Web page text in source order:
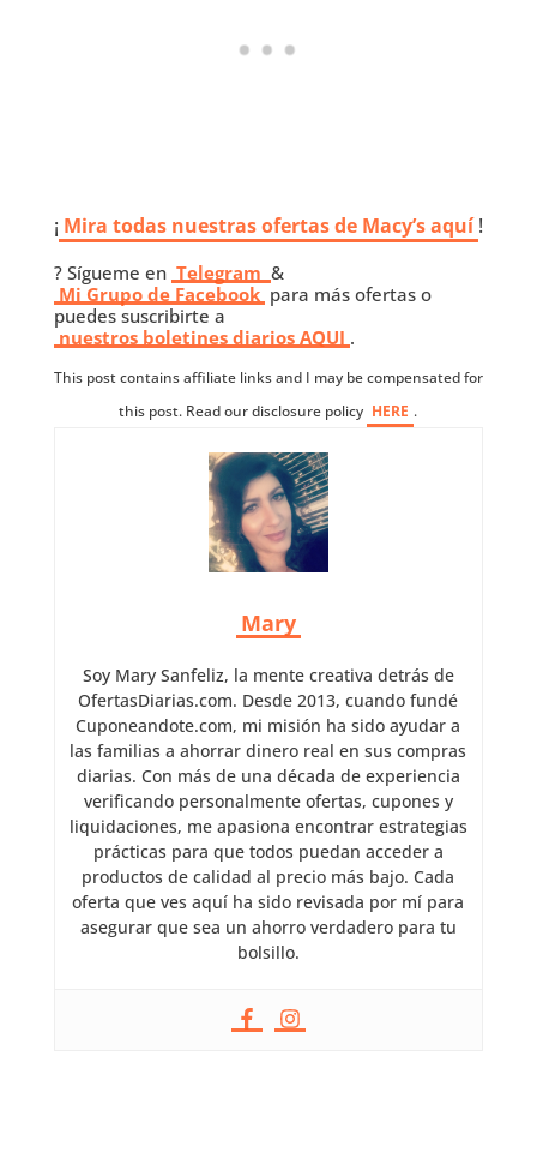
¡ Mira todas nuestras ofertas de Macy’s aquí !
? Sígueme en Telegram &
Mi Grupo de Facebook para más ofertas o
puedes suscribirte a
nuestros boletines diarios AQUI .
This post contains affiliate links and I may be compensated for
this post. Read our disclosure policy HERE .
Mary
Soy Mary Sanfeliz, la mente creativa detrás de
OfertasDiarias.com. Desde 2013, cuando fundé
Cuponeandote.com, mi misión ha sido ayudar a
las familias a ahorrar dinero real en sus compras
diarias. Con más de una década de experiencia
verificando personalmente ofertas, cupones y
liquidaciones, me apasiona encontrar estrategias
prácticas para que todos puedan acceder a
productos de calidad al precio más bajo. Cada
oferta que ves aquí ha sido revisada por mí para
asegurar que sea un ahorro verdadero para tu
bolsillo.